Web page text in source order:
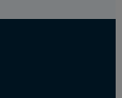
your sole responsibility.
of your ID, to P.I. La